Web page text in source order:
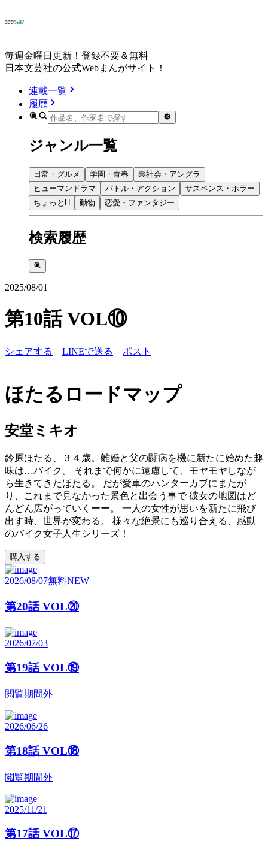
毎週金曜日更新！登録不要＆無料
日本文芸社の公式Webまんがサイト！
連載一覧
履歴
ジャンル一覧
日常・グルメ 学園・青春
裏社会・アングラ
ヒューマンドラマ
バトル・アクション
サスペンス・ホラー
ちょっとH
動物 恋愛・ファンタジー
検索履歴
2025/08/01
第10話 VOL⑩
シェアする LINEで送る ポスト
ほたるロードマップ
安堂ミキオ
鈴原ほたる、３４歳。離婚と父の闘病を機に新たに始めた趣
味は…バイク。 それまで何かに遠慮して、モヤモヤしなが
ら生きてきたほたる。 だが愛車のハンターカブにまたが
り、これまで見なかった景色と出会う事で 彼女の地図はど
んどん広がっていくーー。 一人の女性が思いを新たに飛び
出す時、世界が変わる。 様々な絶景にも巡り合える、感動
のバイク女子人生シリーズ！
購入する
2026/08/07無料NEW
第20話 VOL⑳
2026/07/03
第19話 VOL⑲
閲覧期間外
2026/06/26
第18話 VOL⑱
閲覧期間外
2025/11/21
第17話 VOL⑰